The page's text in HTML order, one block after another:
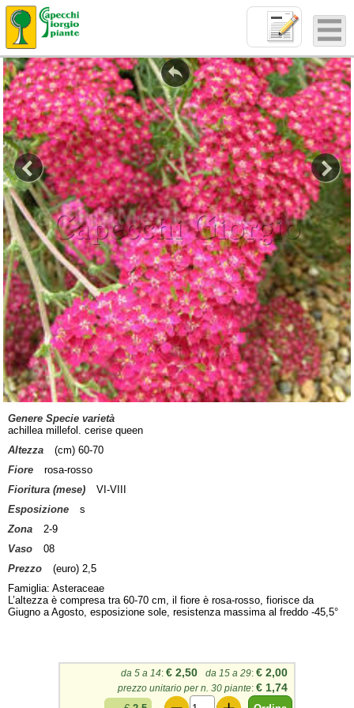
Genere Specie varietà
achillea millefol. cerise queen
Altezza
(cm) 60-70
Fiore
rosa-rosso
Fioritura (mese)
VI-VIII
Esposizione
s
Zona
2-9
Vaso
08
Prezzo
(euro) 2,5
Famiglia: Asteraceae
L’altezza è compresa tra 60-70 cm, il fiore è rosa-rosso, fiorisce da
Giugno a Agosto, esposizione sole, resistenza massima al freddo -45,5°
da 5 a 14: € 2,50 da 15 a 29: € 2,00
prezzo unitario per n. 30 piante: € 1,74